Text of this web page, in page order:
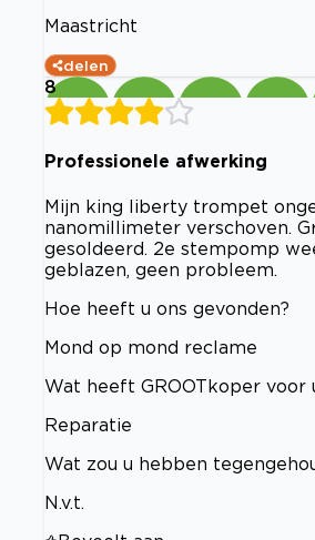
Maastricht
delen
8
Professionele afwerking
Mijn king liberty trompet
nanomillimeter verschoven.
gesoldeerd. 2e stempomp
geblazen, geen probleem.
Hoe heeft u ons gevonden?
Mond op mond reclame
Wat heeft GROOTkoper voor
Reparatie
Wat zou u hebben
N.v.t.